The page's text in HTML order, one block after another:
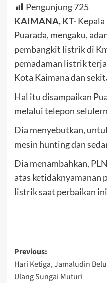
Pengunjung 725
KAIMANA, KT-Kepala
Puarada, mengaku,
pembangkit listrik di
pemadaman listrik
Kota Kaimana dan
Hal itu disampaikan
melalui telepon
Dia menyebutkan,
mesin hunting dan
Dia menambahkan,
atas ketidaknyamanan
listrik saat perbaikan
Post
navigation
Previous:
Hari Ketiga, Jamaludin
Ulang Sungai Muturi